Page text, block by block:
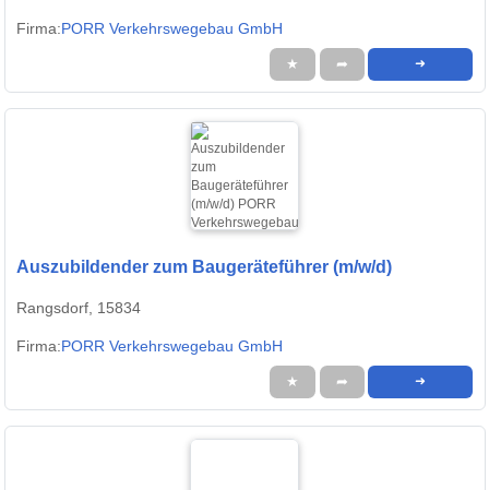
Firma:PORR Verkehrswegebau GmbH
★ ➦ ➜
Auszubildender zum Baugeräteführer (m/w/d)
Rangsdorf, 15834
Firma:PORR Verkehrswegebau GmbH
★ ➦ ➜